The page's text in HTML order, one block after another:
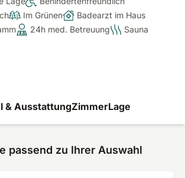
Im Grünen
Badearzt im Haus
24h med. Betreuung
Sauna
& AusstattungZimmerLage
passend zu Ihrer Auswahl